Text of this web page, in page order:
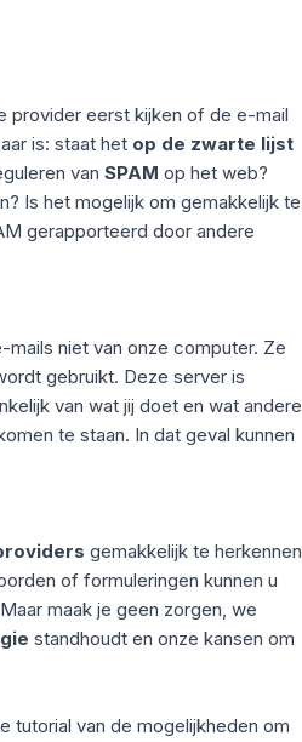
provider eerst kijken of de e-mail
is: staat het op de zwarte lijst
van SPAM op het web?
Is het mogelijk om gemakkelijk te
gerapporteerd door andere
niet van onze computer. Ze
gebruikt. Deze server is
van wat jij doet en wat andere
te staan. In dat geval kunnen
gemakkelijk te herkennen
of formuleringen kunnen u
maak je geen zorgen, we
standhoudt en onze kansen om
tutorial van de mogelijkheden om